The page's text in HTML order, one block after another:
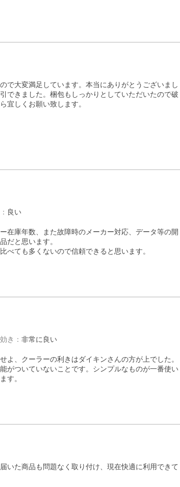
で大変満足しています。本当にありがとうございまし
できました。梱包もしっかりとしていただいたので破
宜しくお願い致します。
： 良い
在庫年数、また故障時のメーカー対応、データ等の開
だと思います。
効き ： 非常に良い
よ、クーラーの利きはダイキンさんの方が上でした。
がついていないことです。シンプルなものが一番使い
す。
いた商品も問題なく取り付け、現在快適に利用できて